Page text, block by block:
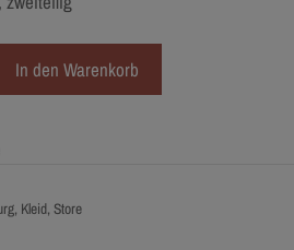
In den Warenkorb
, Kleid, Store